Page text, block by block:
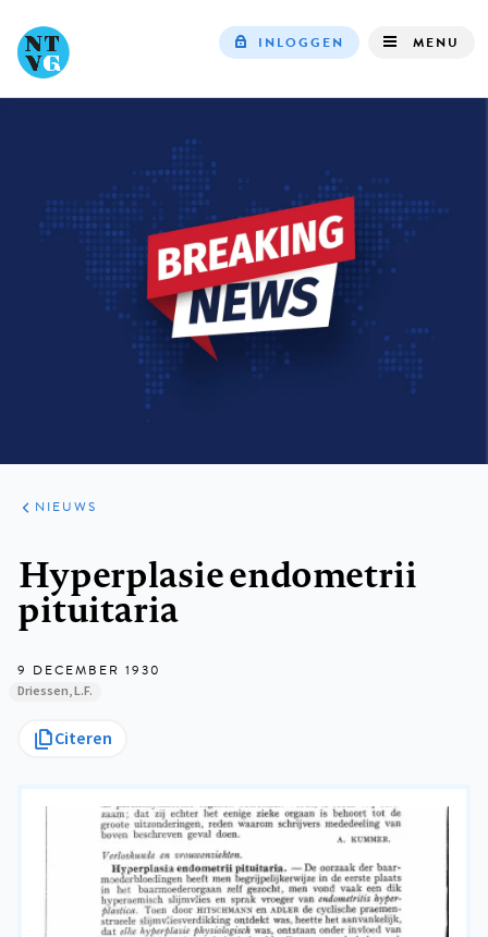
INLOGGEN MENU
ARTIKELEN
HET
KORT
NIEUWS
Hyperplasie endometrii
pituitaria
9 DECEMBER 1930
Driessen, L.F.
Citeren